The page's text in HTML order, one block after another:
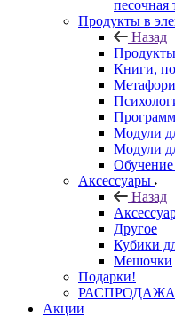
песочная
Продукты в
Назад
Книги,
Модули
Модули
Обучение
Аксессуары
Назад
Другое
Кубики
Мешочки
Подарки!
Акции